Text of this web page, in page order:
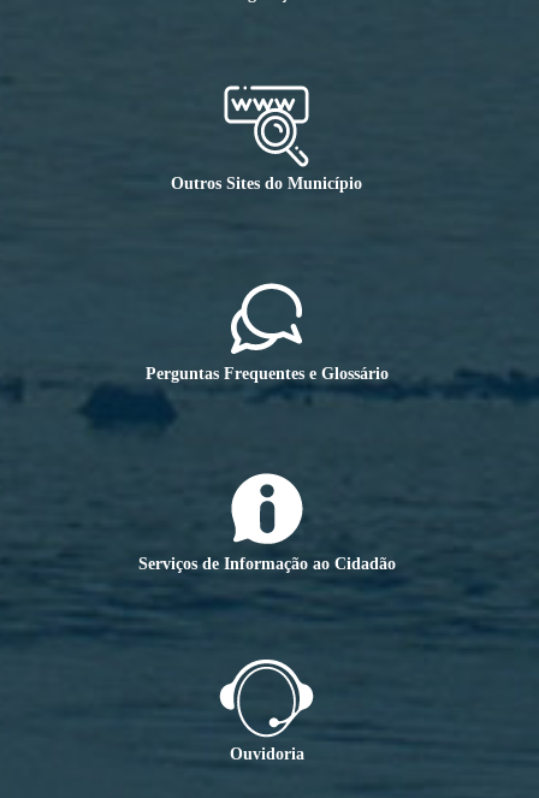
Outros Sites do Município
Perguntas Frequentes e Glossário
Serviços de Informação ao Cidadão
Ouvidoria